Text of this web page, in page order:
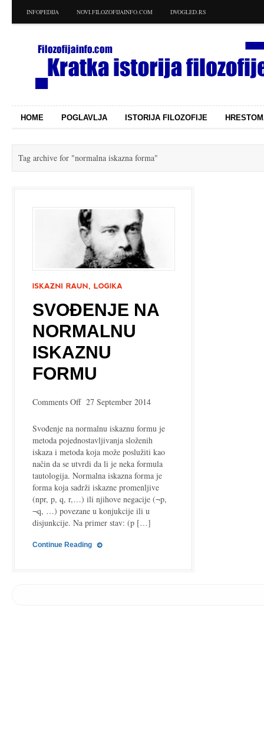
INFOPEDIJA NOVI.FILOZOFIJAINFO.COM DVOGLED.RS
HOME POGLAVLJA ISTORIJA FILOZOFIJE
Tag archive for "normalna iskazna forma"
SVOĐENJE NA
NORMALNU
ISKAZNU
FORMU
Comments Offon
na
normalnu
iskaznu
formu
27 September 2014
Svođenje na normalnu iskaznu formu je
metoda pojednostavljivanja složenih
iskaza i metoda koja može poslužiti kao
način da se utvrdi da li je neka formula
tautologija. Normalna iskazna forma je
forma koja sadrži iskazne promenljive
(npr, p, q, r,…) ili njihove negacije (¬p,
¬q, …) povezane u konjukcije ili u
disjunkcije. Na primer stav: (p […]
Continue Reading